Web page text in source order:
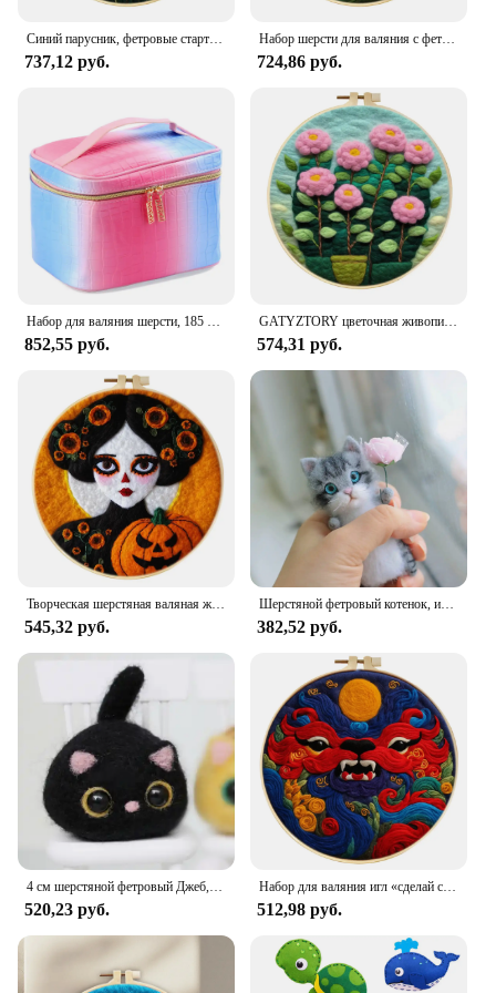
Синий парусник, фетровые стартовые наборы для взрослых, сделай сам, шерсть, валяние, набор для рисования, рамка для вышивания, шерсть, рукоделие, поделки
737,12 руб.
Набор шерсти для валяния с фетровой иглой для начинающих, сделай сам, картина для валяния шерсти с вышивкой, инструменты для цветов, украшения, шерсти
724,86 руб.
Набор для валяния шерсти, 185 шт., 4 размера, 50 цветов
852,55 руб.
GATYZTORY цветочная живопись DIY шерстяной набор для вышивания креативный DIY шерстяной игольчатый комплект из фетра для рисования ремесло подарок домашний декор
574,31 руб.
545,32 руб.
Шерстяной фетровый котенок, игрушки ручной работы, наборы материалов «сделай сам», фетровые куклы, творческие милые искусственные игрушки ручной работы
382,52 руб.
520,23 руб.
Набор для валяния игл «сделай сам» с инструментами, набор для валяния и вышивки для начинающих, домашний декор, весенний фестиваль, узор дракона
512,98 руб.